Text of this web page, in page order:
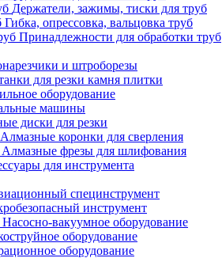
Держатели, зажимы, тиски для труб
Гибка, опрессовка, вальцовка труб
Принадлежности для обработки труб
и штроборезы
для резки камня плитки
оборудование
машины
диски для резки
Алмазные коронки для сверления
Алмазные фрезы для шлифования
для инструмента
специнструмент
инструмент
Насосно-вакуумное оборудование
оборудование
оборудование